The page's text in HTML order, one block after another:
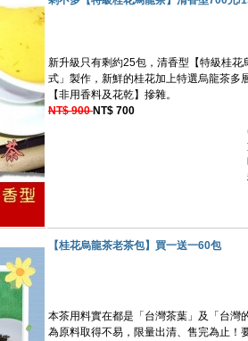
新升級只有剩約25包，清香型【特級桂
式」製作，新鮮的桂花加上特選烏龍茶多
【非用香料及花乾】摻雜。
NT$ 900NT$ 700
【桂花烏龍茶老茶包】買一送一60包
本茶用料實在都是「台灣茶葉」及「台灣
為原料取得不易，限量出清、售完為止！